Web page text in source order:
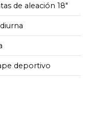
de aleación 18"
deportivo